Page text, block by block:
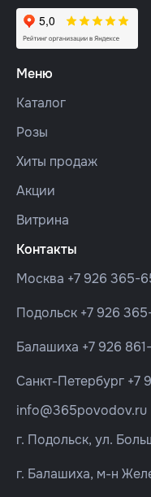
Меню
Каталог
Розы
Хиты продаж
Акции
Витрина
Контакты
Москва +7 926 365-
Подольск +7 926
Балашиха +7 926
Санкт-Петербург +7
info@365povodov.ru
г. Подольск, ул.
г. Балашиха, м-н